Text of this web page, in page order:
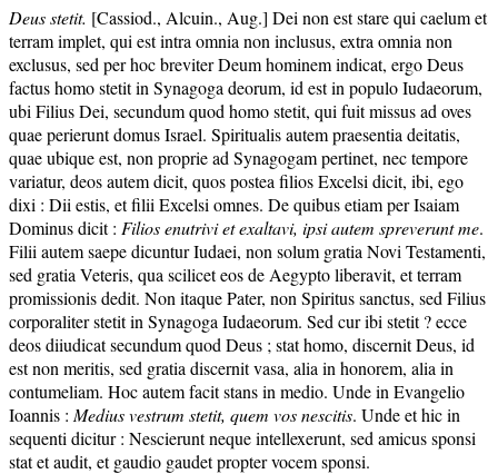
Deus stetit. [Cassiod., Alcuin., Aug.] Dei non est stare qui caelum et
terram implet, qui est intra omnia non inclusus, extra omnia non
exclusus, sed per hoc breviter Deum hominem indicat, ergo Deus
factus homo stetit in Synagoga deorum, id est in populo Iudaeorum,
ubi Filius Dei, secundum quod homo stetit, qui fuit missus ad oves
quae perierunt domus Israel. Spiritualis autem praesentia deitatis,
quae ubique est, non proprie ad Synagogam pertinet, nec tempore
variatur, deos autem dicit, quos postea filios Excelsi dicit, ibi, ego
dixi : Dii estis, et filii Excelsi omnes. De quibus etiam per Isaiam
Dominus dicit : Filios enutrivi et exaltavi, ipsi autem spreverunt me.
Filii autem saepe dicuntur Iudaei, non solum gratia Novi Testamenti,
sed gratia Veteris, qua scilicet eos de Aegypto liberavit, et terram
promissionis dedit. Non itaque Pater, non Spiritus sanctus, sed Filius
corporaliter stetit in Synagoga Iudaeorum. Sed cur ibi stetit ? ecce
deos diiudicat secundum quod Deus ; stat homo, discernit Deus, id
est non meritis, sed gratia discernit vasa, alia in honorem, alia in
contumeliam. Hoc autem facit stans in medio. Unde in Evangelio
Ioannis : Medius vestrum stetit, quem vos nescitis. Unde et hic in
sequenti dicitur : Nescierunt neque intellexerunt, sed amicus sponsi
stat et audit, et gaudio gaudet propter vocem sponsi.